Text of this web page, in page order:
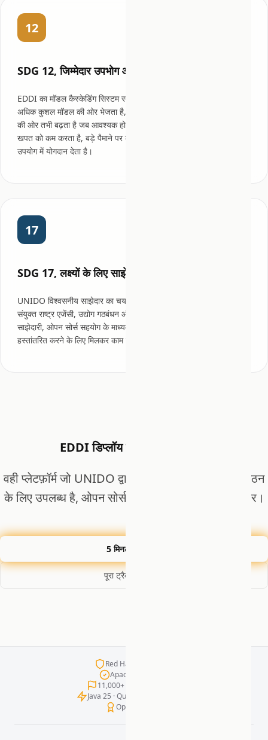
12
SDG 12, जिम्मेदार उपभोग और उत्पादन
EDDI का मॉडल कैस्केडिंग सिस्टम सरल प्रश्नों को स्वचालित रूप से छोटे,
अधिक कुशल मॉडल की ओर भेजता है, बड़े, अधिक कम्प्यूट-संसाधन वाले मॉडल
की ओर तभी बढ़ता है जब आवश्यक हो। यह ऊर्जा और GPU की अनावश्यक
खपत को कम करता है, बड़े पैमाने पर कम्प्यूटेशनल संसाधनों के अधिक जिम्मेदार
उपयोग में योगदान देता है।
17
SDG 17, लक्ष्यों के लिए साझेदारी
UNIDO विश्वसनीय साझेदार का चयन स्वयं SDG 17 को मूर्त करता है, एक
संयुक्त राष्ट्र एजेंसी, उद्योग गठबंधन और प्रौद्योगिकी प्रदाता के बीच नबहुपक्षीय
साझेदारी, ओपन सोर्स सहयोग के माध्यम से ग्लोबल साउथ को AI क्षमताएं
हस्तांतरित करने के लिए मिलकर काम कर रहे हैं।
EDDI डिप्लॉय करने के लिए तैयार?
वही प्लेटफ़ॉर्म जो UNIDO द्वारा मान्यता प्राप्त है, आपके संगठन
के लिए उपलब्ध है, ओपन सोर्स, स्व-होस्टेड और उत्पादन-तैयार।
5 मिनट में शुरू करें
पूरा ट्रैक रिकॉर्ड देखें
Red Hat प्रमाणित कंटेनर
Apache 2.0 लाइसेंस
11,000+ टेस्ट · शून्य विफलताएँ
Java 25 · Quarkus · LangChain4j
OpenSSF Gold